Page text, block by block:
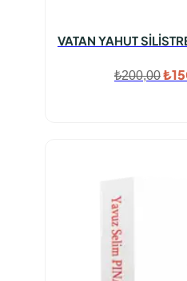
VATAN YAHUT
₺200,00₺